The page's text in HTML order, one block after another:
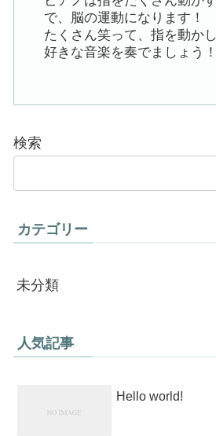
で、脳の運動になります！
たくさん笑って、指を動かし
好きな音楽を奏でましょう！
検索
カテゴリー
未分類
人気記事
Hello world!